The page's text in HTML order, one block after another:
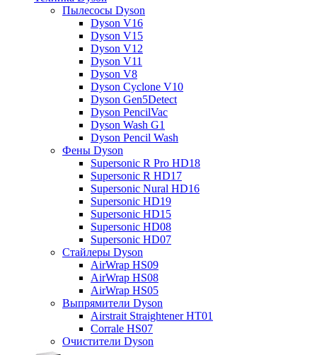
Пылесосы Dyson
Dyson V16
Dyson V15
Dyson V12
Dyson V11
Dyson V8
Dyson Cyclone V10
Dyson Gen5Detect
Dyson PencilVac
Dyson Wash G1
Dyson Pencil Wash
Фены Dyson
Supersonic R Pro HD18
Supersonic R HD17
Supersonic Nural HD16
Supersonic HD19
Supersonic HD15
Supersonic HD08
Supersonic HD07
Стайлеры Dyson
AirWrap HS09
AirWrap HS08
AirWrap HS05
Выпрямители Dyson
Airstrait Straightener HT01
Corrale HS07
Очистители Dyson